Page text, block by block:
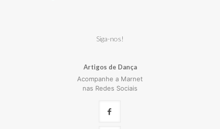
Siga-nos!
Artigos de Dança
Acompanhe a Marnet
nas Redes Sociais